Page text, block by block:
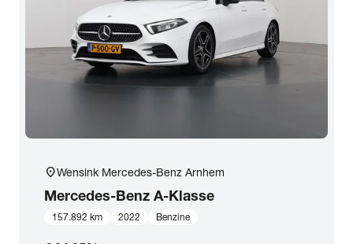
Carrosserie
Basiskleur
location_onWensink Mercedes-Benz Arnhem
Mercedes-Benz A-Klasse
157.892 km 2022 Benzine